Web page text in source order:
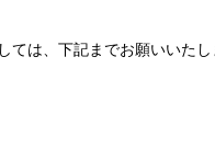
は、下記までお願いいたし